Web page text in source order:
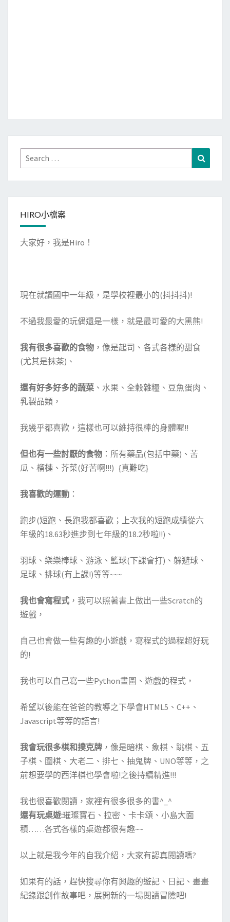
Search
for:
HIRO小檔案
大家好，我是Hiro！
現在就讀國中一年級，是學校裡最小的(抖抖抖)!
不過我最愛的玩偶還是一樣，就是最可愛的大黑熊!
我有很多喜歡的食物 ，像是起司、各式各樣的甜食
(尤其是抹茶)、
還有好多好多的蔬菜 、水果、全榖雜糧、豆魚蛋肉、
乳製品類，
我幾乎都喜歡，這樣也可以維持很棒的身體喔!!
但也有一些討厭的食物 ：所有藥品(包括中藥)、苦
瓜、榴槤、芥菜(好苦啊!!!) {真難吃}
我喜歡的運動 ：
跑步(短跑、長跑我都喜歡；上次我的短跑成績從六
年級的18.63秒進步到七年級的18.2秒啦!!)、
羽球、樂樂棒球、游泳、籃球(下課會打)、躲避球、
足球、排球(有上課!)等等~~~
我也會寫程式 ，我可以照著書上做出一些Scratch的
遊戲，
自己也會做一些有趣的小遊戲，寫程式的過程超好玩
的!
我也可以自己寫一些Python畫圖、遊戲的程式，
希望以後能在爸爸的教導之下學會HTML5、C++、
Javascript等等的語言!
我會玩很多棋和撲克牌 ，像是暗棋、象棋、跳棋、五
子棋、圍棋、大老二、排七、抽鬼牌、UNO等等，之
前想要學的西洋棋也學會啦!之後持續精進!!!
我也很喜歡閱讀，家裡有很多很多的書^_^
還有玩桌遊:璀璨寶石、拉密、卡卡頌、小島大面
積……各式各樣的桌遊都很有趣~~
以上就是我今年的自我介紹，大家有認真閱讀嗎?
如果有的話，趕快搜尋你有興趣的遊記、日記、畫畫
紀錄跟創作故事吧，展開新的一場閱讀冒險吧!